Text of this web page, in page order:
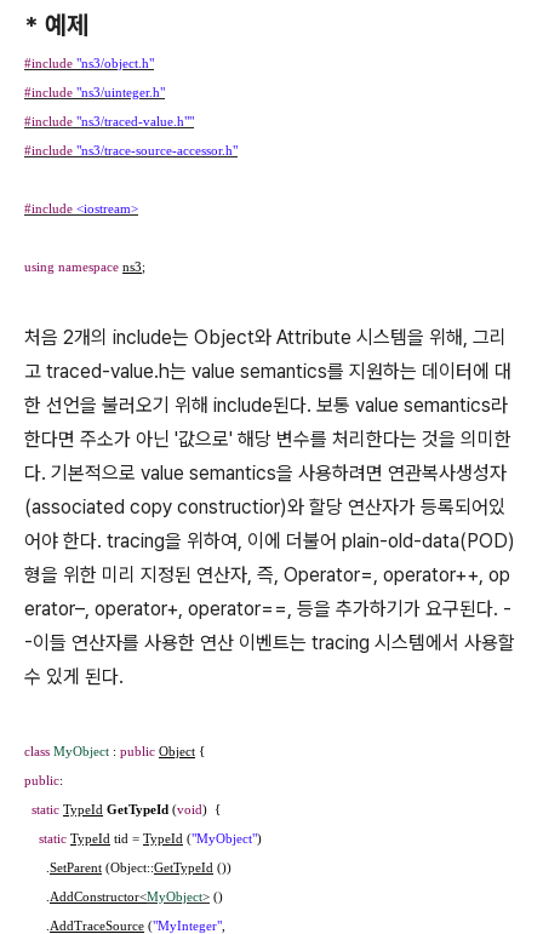
* 예제
#include "ns3/object.h"
#include "ns3/uinteger.h"
#include "ns3/traced-value.h""
#include "ns3/trace-source-accessor.h"
#include <iostream>
using namespace ns3;
처음 2개의 include는 Object와 Attribute 시스템을 위해, 그리
고 traced-value.h는 value semantics를 지원하는 데이터에 대
한 선언을 불러오기 위해 include된다. 보통 value semantics라
한다면 주소가 아닌 '값으로' 해당 변수를 처리한다는 것을 의미한
다. 기본적으로 value semantics을 사용하려면 연관복사생성자
(associated copy constructior)와 할당 연산자가 등록되어있
어야 한다. tracing을 위하여, 이에 더불어 plain-old-data(POD)
형을 위한 미리 지정된 연산자, 즉, Operator=, operator++, op
erator–, operator+, operator==, 등을 추가하기가 요구된다. -
-이들 연산자를 사용한 연산 이벤트는 tracing 시스템에서 사용할
수 있게 된다.
class MyObject : public Object {
public:
static TypeId GetTypeId (void) {
static TypeId tid = TypeId ("MyObject")
SetParent (Object::GetTypeId ())
AddConstructor<MyObject> ()
AddTraceSource ("MyInteger"